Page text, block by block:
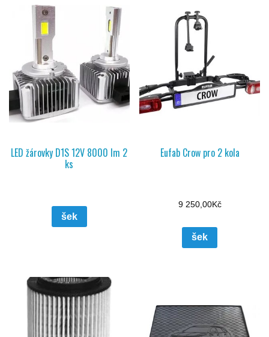
LED žárovky D1S 12V 8000 lm 2
ks
šek
Eufab Crow pro 2 kola
9 250,00Kč
šek